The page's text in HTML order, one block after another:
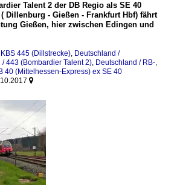
Talent 2 der DB Regio als SE 40
Dillenburg - Gießen - Frankfurt Hbf) fährt
Gießen, hier zwischen Edingen und
445 (Dillstrecke), Deutschland /
443 (Bombardier Talent 2), Deutschland / RB-,
40 (Mittelhessen-Express) ex SE 40
